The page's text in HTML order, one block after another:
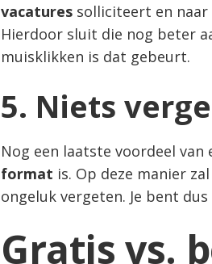
vacatures solliciteert en
Hierdoor sluit die nog beter
muisklikken is dat gebeurt.
5. Niets
Nog een laatste voordeel
format is. Op deze manier
ongeluk vergeten. Je bent
Gratis vs.